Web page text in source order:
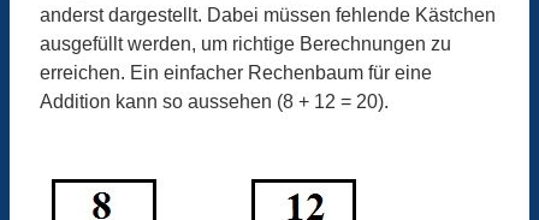
anderst dargestellt. Dabei müssen fehlende Kästchen
ausgefüllt werden, um richtige Berechnungen zu
erreichen. Ein einfacher Rechenbaum für eine
Addition kann so aussehen (8 + 12 = 20).